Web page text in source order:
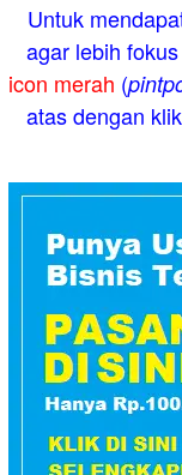
Untuk
agar lebih
icon merah (
atas dengan